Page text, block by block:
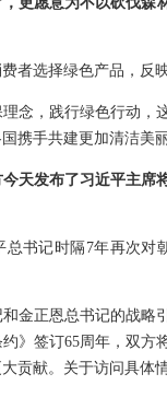
者选择绿色产品，反
念，践行绿色行动
携手共建更加清洁美丽
天发布了习近平主
总书记时隔7年再次
金正恩总书记的战略
》签订65周年，双
贡献。关于访问具体